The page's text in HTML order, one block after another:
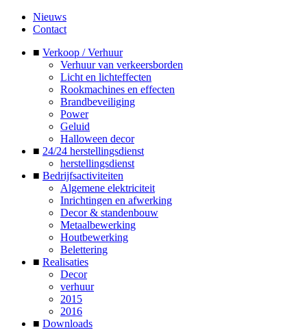
Nieuws
Contact
■ Verkoop / Verhuur
Verhuur van verkeersborden
Licht en lichteffecten
Rookmachines en effecten
Brandbeveiliging
Power
Geluid
Halloween decor
■ 24/24 herstellingsdienst
herstellingsdienst
■ Bedrijfsactiviteiten
Algemene elektriciteit
Inrichtingen en afwerking
Decor & standenbouw
Metaalbewerking
Houtbewerking
Belettering
■ Realisaties
Decor
verhuur
2015
2016
■ Downloads